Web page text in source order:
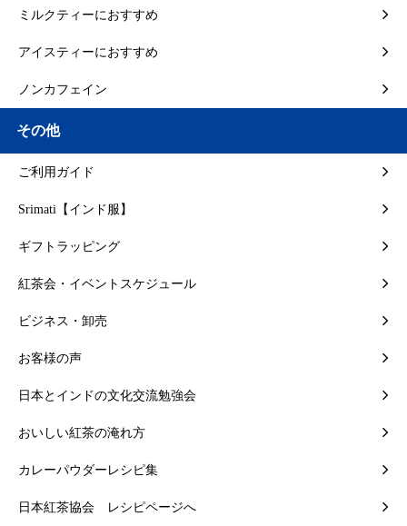
ミルクティーにおすすめ
アイスティーにおすすめ
ノンカフェイン
その他
ご利用ガイド
Srimati【インド服】
ギフトラッピング
紅茶会・イベントスケジュール
ビジネス・卸売
お客様の声
日本とインドの文化交流勉強会
おいしい紅茶の淹れ方
カレーパウダーレシピ集
日本紅茶協会 レシピページへ